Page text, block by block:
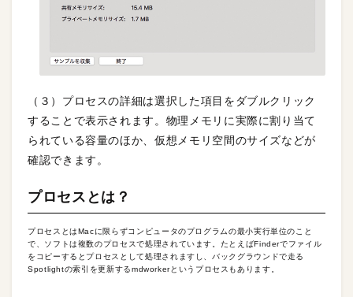
（３）プロセスの詳細は選択した項目をダブルクリック
することで表示されます。物理メモリに実際に割り当て
られている容量のほか、仮想メモリ空間のサイズなどが
確認できます。
プロセスとは？
プロセスとはMacに限らずコンピュータのプログラムの最小実行単位のこと
で、ソフトは複数のプロセスで処理されています。たとえばFinderでファイル
をコピーするとプロセスとして処理されますし、バックグラウンドで走る
Spotlightの索引を更新するmdworkerというプロセスもあります。